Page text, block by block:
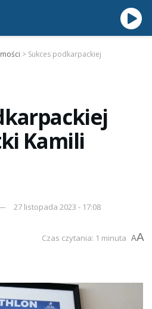
> Sukces podkarpackiej
Kamili
27 listopada 2023 - 17:08
Czas czytania: 1 minuta AA